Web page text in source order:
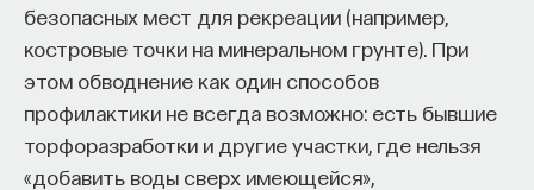
безопасных мест для рекреации (например,
костровые точки на минеральном грунте). При
этом обводнение как один способов
профилактики не всегда возможно: есть бывшие
торфоразработки и другие участки, где нельзя
«добавить воды сверх имеющейся»,
собственному знанию.
Автор курса:Диана Гаспарян— кандидат
философских наук, профессор Школы философии
и культурологии факультета гуманитарных наук
НИУ ВШЭ.